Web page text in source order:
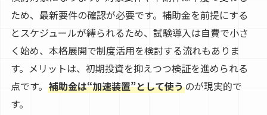
ため、最新要件の確認が必要です。補助金を前提にする
とスケジュールが縛られるため、試験導入は自費で小さ
く始め、本格展開で制度活用を検討する流れもありま
す。メリットは、初期投資を抑えつつ検証を進められる
点です。 補助金は“加速装置”として使うのが現実的で
す。